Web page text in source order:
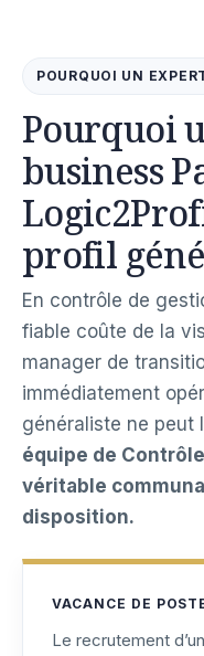
POURQUOI UN
Pourquoi
business
profil
En contrôle de
fiable coûte de la
manager de
immédiatement
généraliste ne peut
équipe de
véritable
disposition.
VACANCE DE
Le recrutement